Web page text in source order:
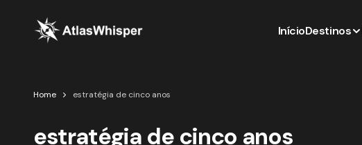
InícioDestinos
Home estratégia de cinco anos
estratégia de cinco anos